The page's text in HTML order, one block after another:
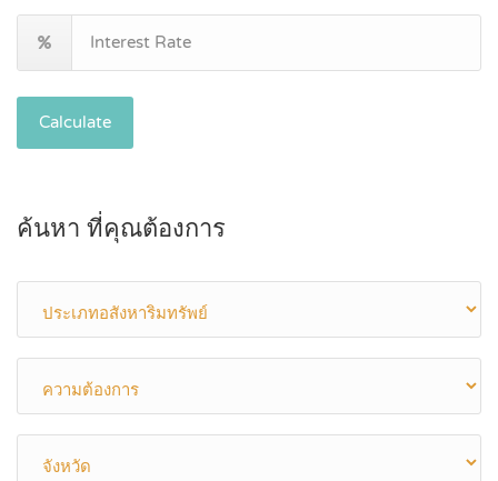
Calculate
ค้นหา ที่คุณต้องการ